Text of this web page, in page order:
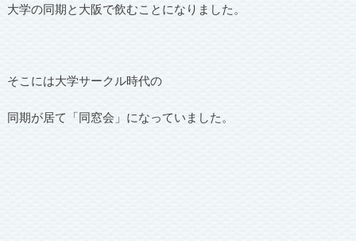
大学の同期と大阪で飲むことになりました。
そこには大学サークル時代の
同期が居て「同窓会」になっていました。